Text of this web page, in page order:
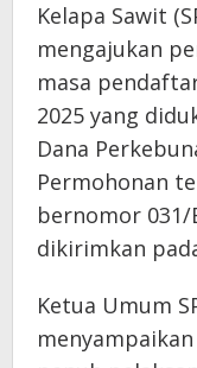
Kelapa Sawit
mengajukan
masa
2025 yang
Dana
Permohonan
bernomor 031/
dikirimkan
Ketua Umum